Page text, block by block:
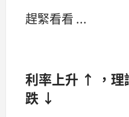
趕緊看看 ...
利率上升 ↑ ，理
跌 ↓